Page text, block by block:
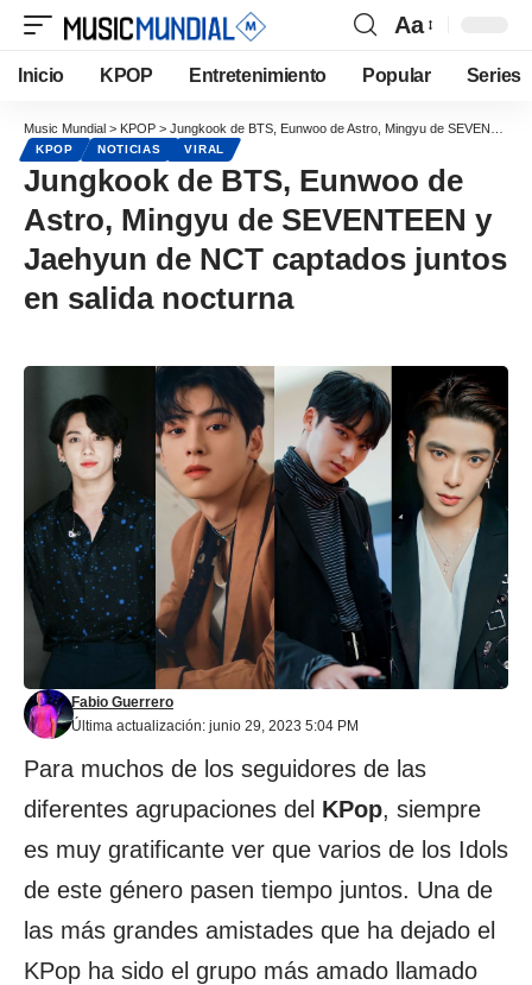
Aa
Inicio KPOP Entretenimiento Popular Series
Music Mundial > KPOP > Jungkook de BTS, Eunwoo de Astro, Mingyu de SEVENTEEN y Jaehyun de NCT captados juntos en salida nocturna
KPOP NOTICIAS VIRAL
Jungkook de BTS, Eunwoo de
Astro, Mingyu de SEVENTEEN y
Jaehyun de NCT captados juntos
en salida nocturna
Última actualización: junio 29, 2023 5:04 PM
Fabio Guerrero
Para muchos de los seguidores de las
diferentes agrupaciones del KPop, siempre
es muy gratificante ver que varios de los Idols
de este género pasen tiempo juntos. Una de
las más grandes amistades que ha dejado el
KPop ha sido el grupo más amado llamado